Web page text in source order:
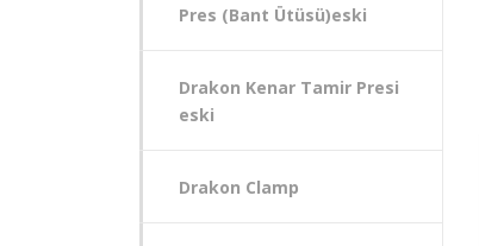
Pres (Bant Ütüsü)eski
Drakon Kenar Tamir Presi
eski
Drakon Clamp